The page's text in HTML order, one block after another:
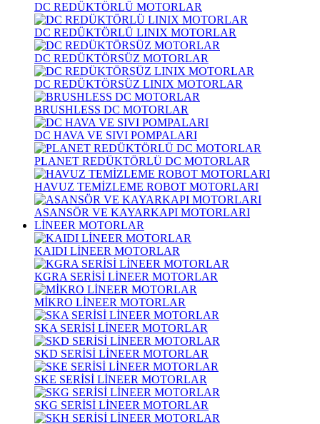
DC REDÜKTÖRLÜ MOTORLAR
DC REDÜKTÖRLÜ LINIX MOTORLAR
DC REDÜKTÖRSÜZ MOTORLAR
DC REDÜKTÖRSÜZ LINIX MOTORLAR
BRUSHLESS DC MOTORLAR
DC HAVA VE SIVI POMPALARI
PLANET REDÜKTÖRLÜ DC MOTORLAR
HAVUZ TEMİZLEME ROBOT MOTORLARI
ASANSÖR VE KAYARKAPI MOTORLARI
LİNEER MOTORLAR
KAIDI LİNEER MOTORLAR
KGRA SERİSİ LİNEER MOTORLAR
MİKRO LİNEER MOTORLAR
SKA SERİSİ LİNEER MOTORLAR
SKD SERİSİ LİNEER MOTORLAR
SKE SERİSİ LİNEER MOTORLAR
SKG SERİSİ LİNEER MOTORLAR